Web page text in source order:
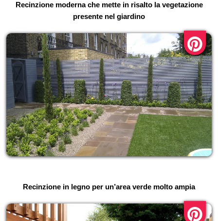
Recinzione moderna che mette in risalto la vegetazione
presente nel giardino
Recinzione in legno per un’area verde molto ampia